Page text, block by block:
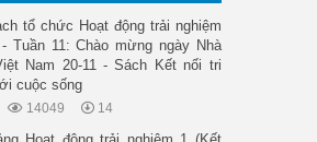
tổ chức Hoạt động trải nghiệm
Tuần 11: Chào mừng ngày Nhà
Nam 20-11 - Sách Kết nối tri
cuộc sống
14049 14